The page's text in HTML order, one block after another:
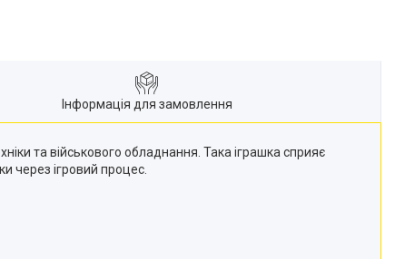
Інформація для замовлення
та військового обладнання. Така іграшка сприяє
через ігровий процес.